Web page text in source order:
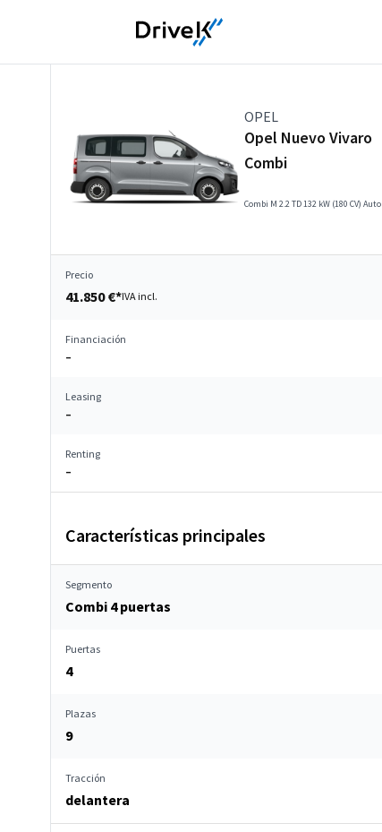
OPEL
Opel Nuevo Vivaro
Combi
Combi M 2.2 TD 132 kW (180 CV) Auto
Precio
41.850 €*IVA incl.
Financiación
–
Leasing
–
Renting
–
Características principales
Segmento
Combi 4 puertas
Puertas
4
Plazas
9
Tracción
delantera